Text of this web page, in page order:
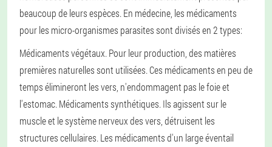
beaucoup de leurs espèces. En médecine, les médicaments
pour les micro-organismes parasites sont divisés en 2 types:
Médicaments végétaux. Pour leur production, des matières
premières naturelles sont utilisées. Ces médicaments en peu de
temps élimineront les vers, n'endommagent pas le foie et
l'estomac. Médicaments synthétiques. Ils agissent sur le
muscle et le système nerveux des vers, détruisent les
structures cellulaires. Les médicaments d'un large éventail